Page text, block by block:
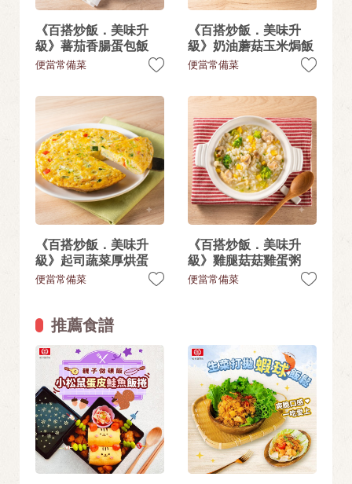
《百搭炒飯．美味升
級》蕃茄香腸蛋包飯
便當常備菜
《百搭炒飯．美味升
級》奶油蘑菇玉米焗飯
便當常備菜
《百搭炒飯．美味升
級》起司蔬菜厚烘蛋
便當常備菜
《百搭炒飯．美味升
級》雞腿菇菇雞蛋粥
便當常備菜
推薦食譜